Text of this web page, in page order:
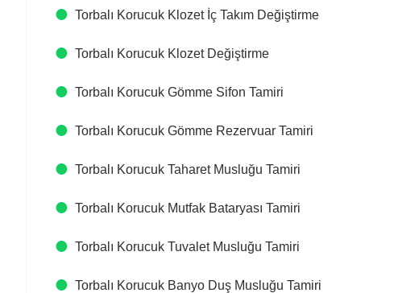
Torbalı Korucuk Klozet İç Takım Değiştirme
Torbalı Korucuk Klozet Değiştirme
Torbalı Korucuk Gömme Sifon Tamiri
Torbalı Korucuk Gömme Rezervuar Tamiri
Torbalı Korucuk Taharet Musluğu Tamiri
Torbalı Korucuk Mutfak Bataryası Tamiri
Torbalı Korucuk Tuvalet Musluğu Tamiri
Torbalı Korucuk Banyo Duş Musluğu Tamiri